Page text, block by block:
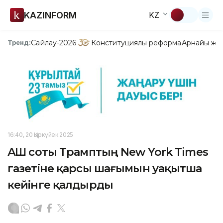
KAZINFORM KZ
Тренд:Сайлау-2026 Конституциялық реформаАрнайы
16:40, 20 Қыркүйек 2025
АҚШ соты Трамптың New York Times
газетіне қарсы шағымын уақытша
кейінге қалдырды